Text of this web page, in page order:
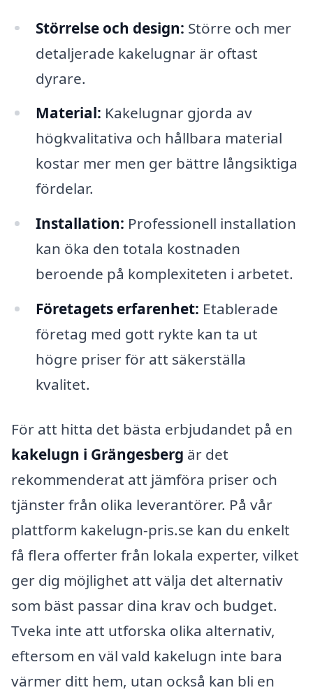
Störrelse och design: Större och mer
detaljerade kakelugnar är oftast
dyrare.
Material: Kakelugnar gjorda av
högkvalitativa och hållbara material
kostar mer men ger bättre långsiktiga
fördelar.
Installation: Professionell installation
kan öka den totala kostnaden
beroende på komplexiteten i arbetet.
Företagets erfarenhet: Etablerade
företag med gott rykte kan ta ut
högre priser för att säkerställa
kvalitet.
För att hitta det bästa erbjudandet på en
kakelugn i Grängesberg är det
rekommenderat att jämföra priser och
tjänster från olika leverantörer. På vår
plattform kakelugn-pris.se kan du enkelt
få flera offerter från lokala experter, vilket
ger dig möjlighet att välja det alternativ
som bäst passar dina krav och budget.
Tveka inte att utforska olika alternativ,
eftersom en väl vald kakelugn inte bara
värmer ditt hem, utan också kan bli en